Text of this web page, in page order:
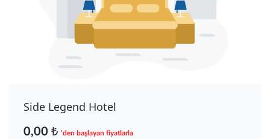
Side Legend Hotel
0,00 ₺ 'den başlayan fiyatlarla